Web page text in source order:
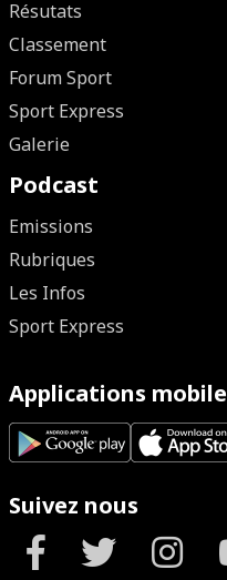
Résutats
Classement
Forum Sport
Sport Express
Galerie
Podcast
Emissions
Rubriques
Les Infos
Sport Express
Applications mobile
Suivez nous